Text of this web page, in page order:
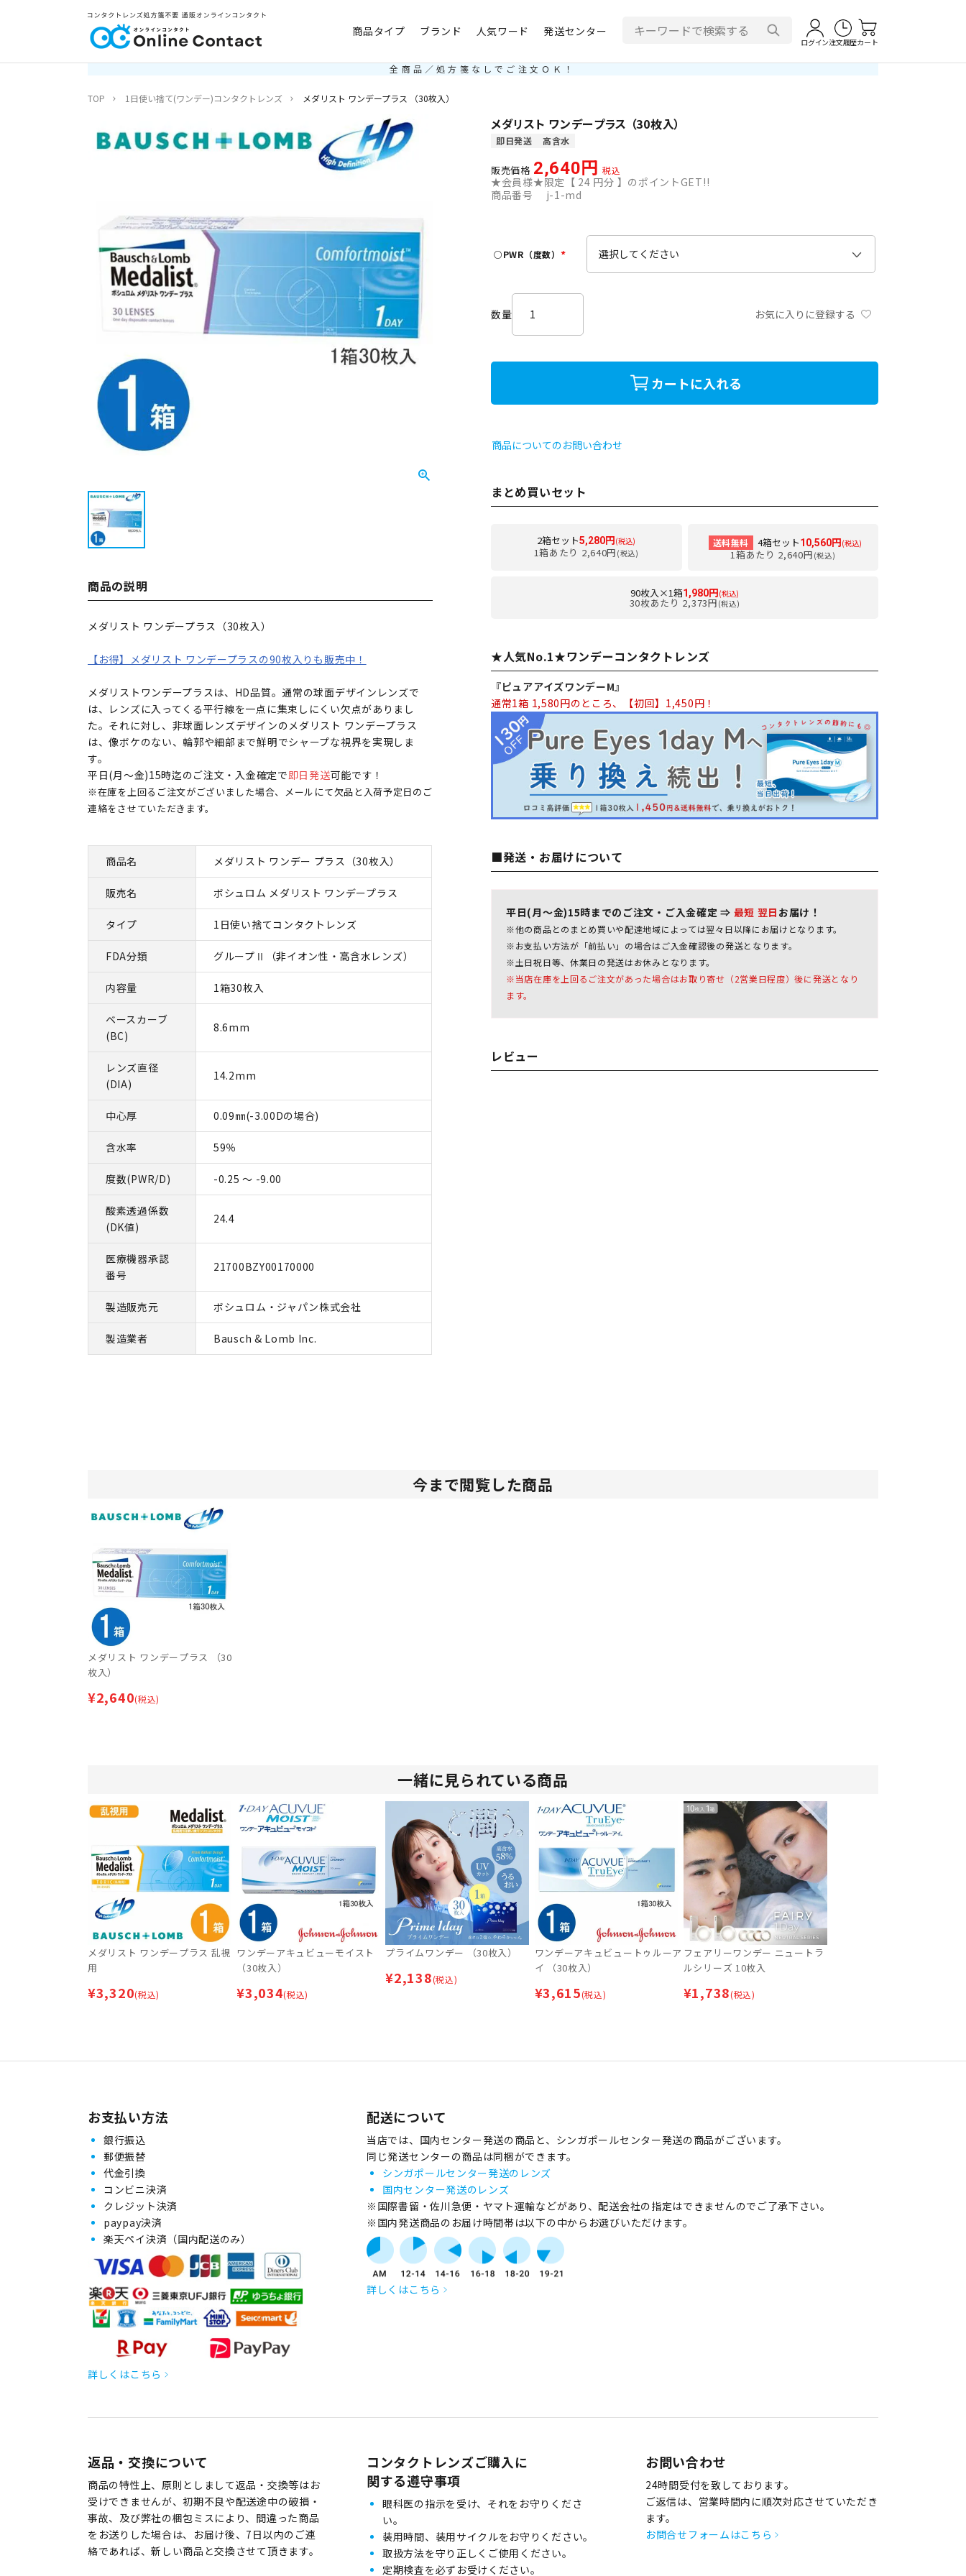
商品タイプ ブランド 人気ワード 発送センター
ログイン注文履歴カート
全商品／処方箋なしでご注文ＯＫ！
TOP 1日使い捨て(ワンデー)コンタクトレンズ メダリスト ワンデープラス （30枚入）
メダリスト ワンデープラス （30枚入）
即日発送 高含水
販売価格 2,640 税込
★会員様★限定【 24 円分 】のポイントGET!!
商品番号
j-1-md
○PWR（度数）
須
お気に入りに登録する
カートに入れる
商品についてのお問い合わせ
まとめ買いセット
2箱セット5,280円 (税込)
1箱あたり 2,640円 (税込)
送料無料 4箱セット10,560円 (税込)
1箱あたり 2,640円 (税込)
90枚入×1箱1,980円 (税込)
30枚あたり 2,373円 (税込)
★人気No.1★ワンデーコンタクトレンズ
『ピュアアイズワンデーM』
通常1箱 1,580円のところ、【初回】1,450円！
■発送・お届けについて
平日(月～金)15時までのご注文・ご入金確定 ⇒ 最短 翌日 お届け！
※他の商品とのまとめ買いや配達地域によっては翌々日以降にお届けとなります。
※お支払い方法が「前払い」の場合はご入金確認後の発送となります。
※土日祝日等、休業日の発送はお休みとなります。
※当店在庫を上回るご注文があった場合はお取り寄せ（2営業日程度）後に発送となり
ます。
レビュー
商品の説明
メダリスト ワンデープラス（30枚入）
【お得】メダリスト ワンデープラスの90枚入りも販売中！
メダリストワンデープラスは、HD品質。通常の球面デザインレンズで
は、レンズに入ってくる平行線を一点に集束しにくい欠点がありまし
た。それに対し、非球面レンズデザインのメダリスト ワンデープラス
は、像ボケのない、輪郭や細部まで鮮明でシャープな視界を実現しま
す。
平日(月～金)15時迄のご注文・入金確定で即日発送可能です！
※在庫を上回るご注文がございました場合、メールにて欠品と入荷予定日のご
連絡をさせていただきます。
商品名 メダリスト ワンデー プラス（30枚入）
販売名 ボシュロム メダリスト ワンデープラス
タイプ 1日使い捨てコンタクトレンズ
FDA分類 グループⅡ（非イオン性・高含水レンズ）
内容量 1箱30枚入
ベースカーブ
(BC)
8.6mm
レンズ直径
(DIA)
14.2mm
中心厚 0.09㎜(-3.00Dの場合)
含水率 59％
度数(PWR/D) -0.25 ～ -9.00
酸素透過係数
(DK値)
24.4
医療機器承認
番号
21700BZY00170000
製造販売元 ボシュロム・ジャパン株式会社
製造業者 Bausch & Lomb Inc.
今まで閲覧した商品
メダリスト ワンデープラス （30
枚入）
¥2,640(税込)
一緒に見られている商品
メダリスト ワンデープラス 乱視
用
¥3,320(税込)
ワンデーアキュビューモイスト
（30枚入）
¥3,034(税込)
プライムワンデー （30枚入）
¥2,138(税込)
ワンデーアキュビュートゥルーア
イ （30枚入）
¥3,615(税込)
フェアリーワンデー ニュートラ
ルシリーズ 10枚入
¥1,738(税込)
お支払い方法
銀行振込
郵便振替
代金引換
コンビニ決済
クレジット決済
paypay決済
楽天ペイ決済（国内配送のみ）
詳しくはこちら
配送について
当店では、国内センター発送の商品と、シンガポールセンター発送の商品がございます。
同じ発送センターの商品は同梱ができます。
シンガポールセンター発送のレンズ
国内センター発送のレンズ
※国際書留・佐川急便・ヤマト運輸などがあり、配送会社の指定はできませんのでご了承下さい。
※国内発送商品のお届け時間帯は以下の中からお選びいただけます。
詳しくはこちら
返品・交換について
商品の特性上、原則としまして返品・交換等はお
受けできませんが、初期不良や配送途中の破損・
事故、及び弊社の梱包ミスにより、間違った商品
をお送りした場合は、お届け後、7日以内のご連
絡であれば、新しい商品と交換させて頂きます。
コンタクトレンズご購入に
関する遵守事項
眼科医の指示を受け、それをお守りくださ
い。
装用時間、装用サイクルをお守りください。
取扱方法を守り正しくご使用ください。
定期検査を必ずお受けください。
お問い合わせ
24時間受付を致しております。
ご返信は、営業時間内に順次対応させていただき
ます。
お問合せフォームはこちら